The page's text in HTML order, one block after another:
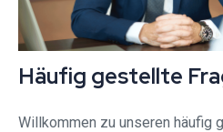
Häufig gestellte
Willkommen zu unseren häufig